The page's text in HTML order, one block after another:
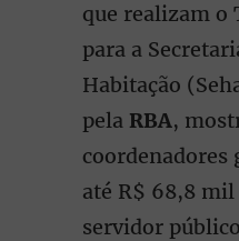
que realizam o
para a
Habitação
pela RBA,
coordenadores
até R$ 68,8
servidor